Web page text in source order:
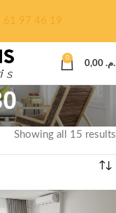
61 97 46 19
0
Showing all 15 results